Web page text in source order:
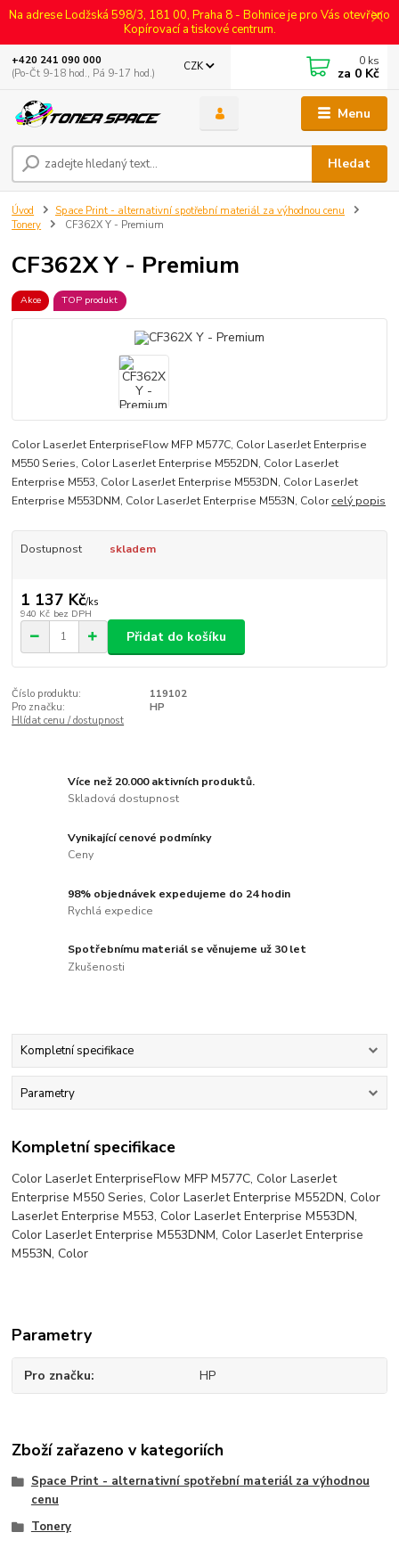
Na adrese Lodžská 598/3, 181 00, Praha 8 - Bohnice je pro Vás otevřeno
Kopírovací a tiskové centrum.
Menu
CZK
Hledat
+420 241 090 000
(Po-Čt 9-18 hod., Pá 9-17 hod.)
0 ks
za 0 Kč
Úvod
Space Print - alternativní spotřební materiál za výhodnou cenu
Tonery
CF362X Y - Premium
CF362X Y - Premium
Akce TOP produkt
Color LaserJet EnterpriseFlow MFP M577C, Color LaserJet Enterprise
M550 Series, Color LaserJet Enterprise M552DN, Color LaserJet
Enterprise M553, Color LaserJet Enterprise M553DN, Color LaserJet
Enterprise M553DNM, Color LaserJet Enterprise M553N, Colorcelý popis
Dostupnost skladem
1 137 Kč/ks
940 Kč bez DPH
Přidat do košíku
Číslo produktu:
119102
Pro značku:
HP
Hlídat cenu / dostupnost
Více než 20.000 aktivních produktů.
Skladová dostupnost
Vynikající cenové podmínky
Ceny
98% objednávek expedujeme do 24 hodin
Rychlá expedice
Spotřebnímu materiál se věnujeme už 30 let
Zkušenosti
Kompletní specifikace
Parametry
Kompletní specifikace
Color LaserJet EnterpriseFlow MFP M577C, Color LaserJet
Enterprise M550 Series, Color LaserJet Enterprise M552DN, Color
LaserJet Enterprise M553, Color LaserJet Enterprise M553DN,
Color LaserJet Enterprise M553DNM, Color LaserJet Enterprise
M553N, Color
Parametry
Pro značku HP
Zboží zařazeno v kategoriích
Space Print - alternativní spotřební materiál za výhodnou
cenu
Tonery